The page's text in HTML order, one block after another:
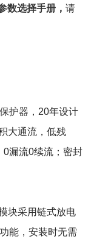
数选择手册， 请
护器 ，20年设计
大通流，低残
0漏流0续流；密封
块采用链式放电
能，安装时无需